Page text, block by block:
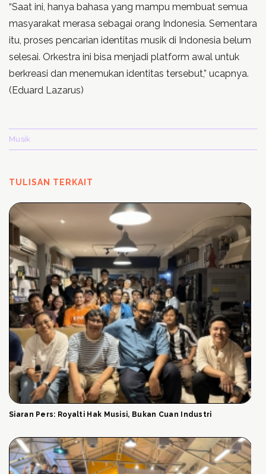
“Saat ini, hanya bahasa yang mampu membuat semua
masyarakat merasa sebagai orang Indonesia. Sementara
itu, proses pencarian identitas musik di Indonesia belum
selesai. Orkestra ini bisa menjadi platform awal untuk
berkreasi dan menemukan identitas tersebut,” ucapnya.
(Eduard Lazarus)
Musik
TULISAN TERKAIT
Siaran Pers: Royalti Hak Musisi, Bukan Cuan Industri